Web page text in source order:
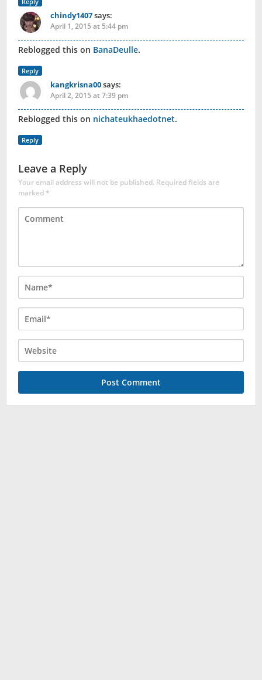
chindy1407says:
April 1, 2015 at 5:44 pm
Reblogged this on BanaDeulle.
Reply
kangkrisna00says:
April 2, 2015 at 7:39 pm
Reblogged this on nichateukhaedotnet.
Reply
Leave a Reply
Your email address will not be published. Required fields are
marked*